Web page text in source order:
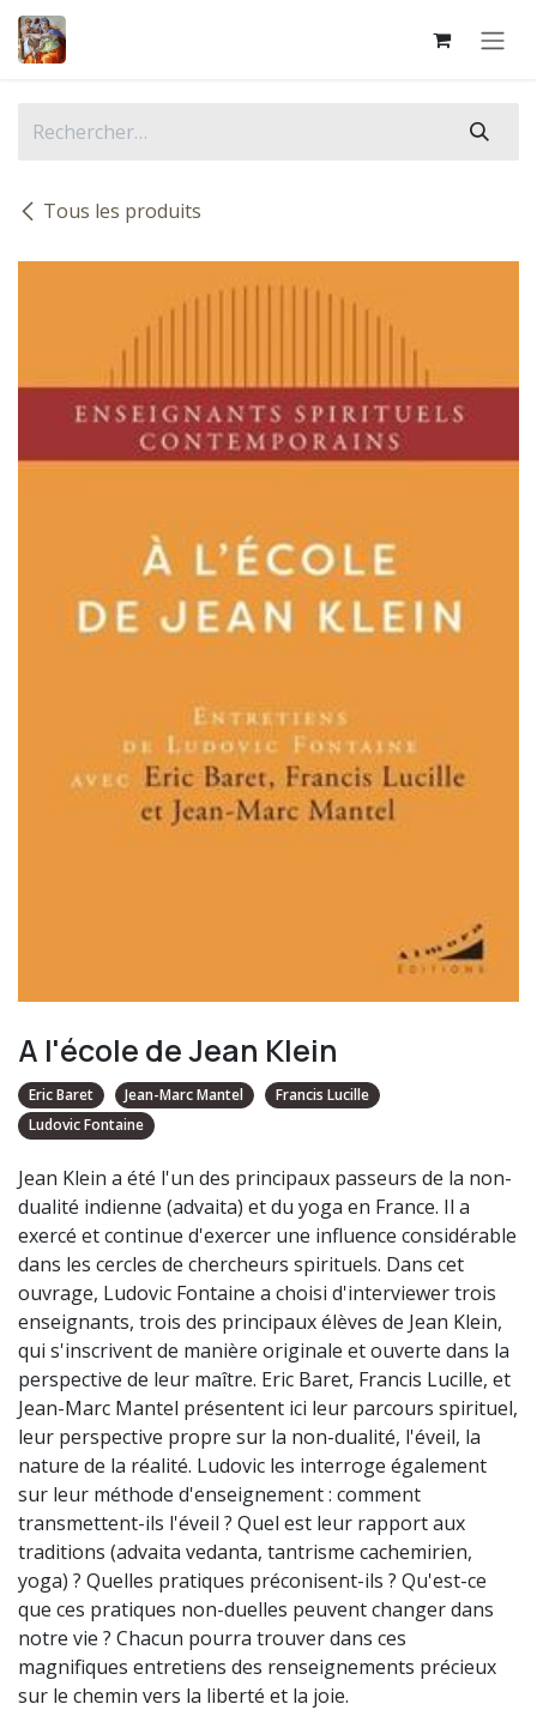
Se rendre au contenu
Tous les produits
A l'école de Jean Klein
Eric Baret Jean-Marc Mantel
Francis Lucille
Ludovic Fontaine
Jean Klein a été l'un des principaux passeurs de la non-
dualité indienne (advaita) et du yoga en France. Il a
exercé et continue d'exercer une influence considérable
dans les cercles de chercheurs spirituels. Dans cet
ouvrage, Ludovic Fontaine a choisi d'interviewer trois
enseignants, trois des principaux élèves de Jean Klein,
qui s'inscrivent de manière originale et ouverte dans la
perspective de leur maître. Eric Baret, Francis Lucille, et
Jean-Marc Mantel présentent ici leur parcours spirituel,
leur perspective propre sur la non-dualité, l'éveil, la
nature de la réalité. Ludovic les interroge également
sur leur méthode d'enseignement : comment
transmettent-ils l'éveil ? Quel est leur rapport aux
traditions (advaita vedanta, tantrisme cachemirien,
yoga) ? Quelles pratiques préconisent-ils ? Qu'est-ce
que ces pratiques non-duelles peuvent changer dans
notre vie ? Chacun pourra trouver dans ces
magnifiques entretiens des renseignements précieux
sur le chemin vers la liberté et la joie.